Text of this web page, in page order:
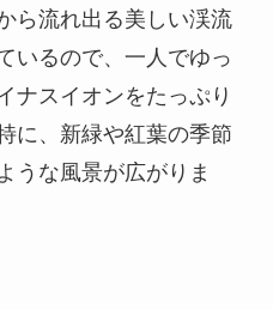
ら流れ出る美しい渓流
いるので、一人でゆっ
ナスイオンをたっぷり
に、新緑や紅葉の季節
うな風景が広がりま